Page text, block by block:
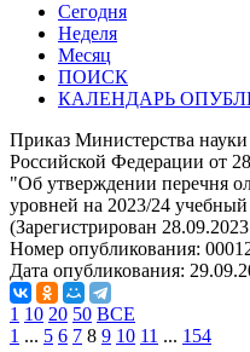
Сегодня
Неделя
Месяц
ПОИСК
КАЛЕНДАРЬ
Приказ Министерства
Российской Федерации от
"Об утверждении перечня
уровней на 2023/24
(Зарегистрирован
Номер опубликования:
Дата опубликования:
1 10 20 50 ВСЕ
1 ... 5 6 7 8 9 10 11 ... 154